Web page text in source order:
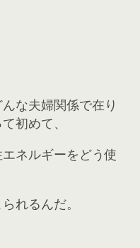
な夫婦関係で在り
初めて、
ネルギーをどう使
れるんだ。